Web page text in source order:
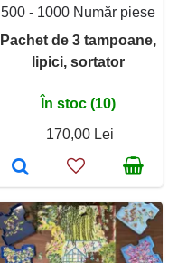
500 - 1000 Număr piese
Pachet de 3 tampoane,
lipici, sortator
În stoc (10)
170,00 Lei